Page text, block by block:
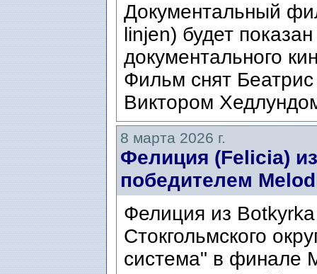
Документальный
linjen) будет
документального
Фильм снят
Виктором
8 марта 2026 г.
Фелиция (Felicia)
победителем
Фелиция из
Стокгольмского
система" в финале